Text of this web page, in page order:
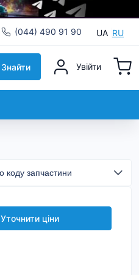
(044) 490 91 90 UA RU
Знайти Увійти
Уточнити ціни